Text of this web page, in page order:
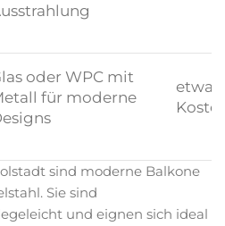
oder WPC mit
für moderne
etwas
sind moderne Balkone
Sie sind
und eignen sich ideal